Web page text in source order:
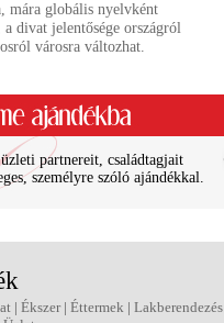
mára globális nyelvként
divat jelentősége országról
városra változhat.
partnereit, családtagjait
személyre szóló ajándékkal.
| Ékszer| Éttermek | Lakberendezés